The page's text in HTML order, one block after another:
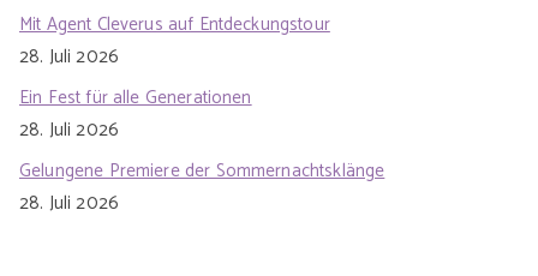
Mit Agent Cleverus auf Entdeckungstour
28. Juli 2026
Ein Fest für alle Generationen
28. Juli 2026
Gelungene Premiere der Sommernachtsklänge
28. Juli 2026